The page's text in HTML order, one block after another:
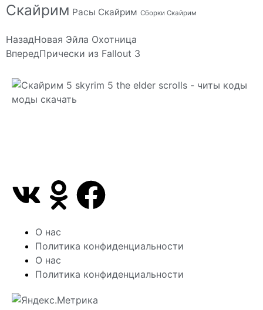
Скайрим Расы Скайрим Сборки Скайрим
НазадНовая Эйла Охотница
ВпередПрически из Fallout 3
О нас
Политика конфиденциальности
О нас
Политика конфиденциальности